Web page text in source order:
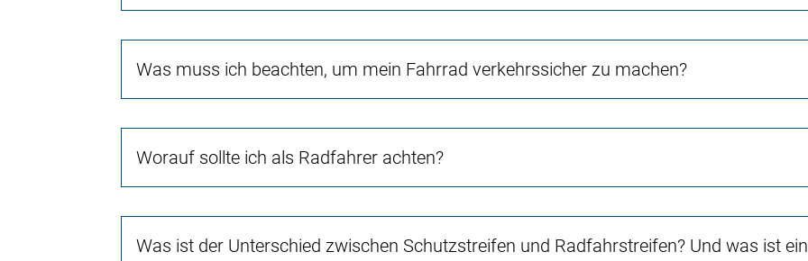
Was muss ich beachten, um mein Fahrrad verkehrssicher zu machen?
Worauf sollte ich als Radfahrer achten?
Was ist der Unterschied zwischen Schutzstreifen und Radfahrstreifen? Und was ist